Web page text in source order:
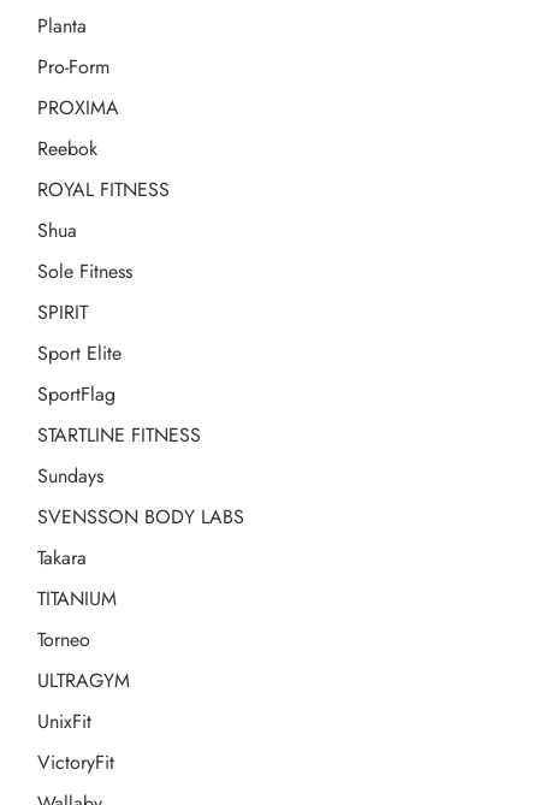
Planta
Pro-Form
PROXIMA
Reebok
ROYAL FITNESS
Shua
Sole Fitness
SPIRIT
Sport Elite
SportFlag
STARTLINE FITNESS
Sundays
SVENSSON BODY LABS
Takara
TITANIUM
Torneo
ULTRAGYM
UnixFit
VictoryFit